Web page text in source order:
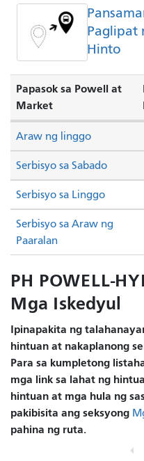
Paglipat
Hinto
Papasok sa Powell at
Market
Serbisyo sa Sabado
Serbisyo sa Linggo
Araw ng linggo
Serbisyo sa Araw ng
Paaralan
PH POWELL-
Mga Iskedyul
Ipinapakita ng
hintuan at nakaplanong
Para sa kumpletong
mga link sa lahat ng
hintuan at mga hula ng
pakibisita ang seksyong
pahina ng ruta.